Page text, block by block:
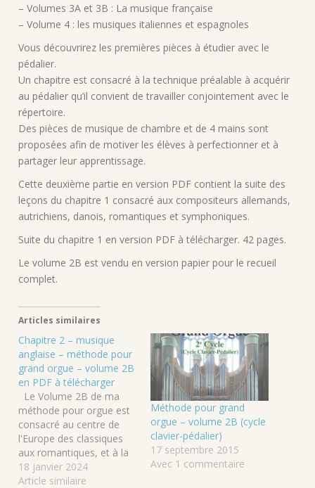
– Volumes 3A et 3B : La musique française
– Volume 4 : les musiques italiennes et espagnoles
Vous découvrirez les premières pièces à étudier avec le
pédalier.
Un chapitre est consacré à la technique préalable à acquérir
au pédalier qu’il convient de travailler conjointement avec le
répertoire.
Des pièces de musique de chambre et de 4 mains sont
proposées afin de motiver les élèves à perfectionner et à
partager leur apprentissage.
Cette deuxième partie en version PDF contient la suite des
leçons du chapitre 1 consacré aux compositeurs allemands,
autrichiens, danois, romantiques et symphoniques.
Suite du chapitre 1 en version PDF à télécharger. 42 pages.
Le volume 2B est vendu en version papier pour le recueil
complet.
Articles similaires
Chapitre 2 – musique
anglaise – méthode pour
grand orgue – volume 2B
en PDF à télécharger
Le Volume 2B de ma
méthode pour orgue est
consacré au centre de
l'Europe des classiques
aux romantiques, et à la
musique anglaise. Le 2e
chapitre présenté ici en
18 janvier 2024
Article similaire
Méthode pour grand
orgue – volume 2B (cycle
clavier-pédalier)
17 septembre 2015
Avec 1 commentaire